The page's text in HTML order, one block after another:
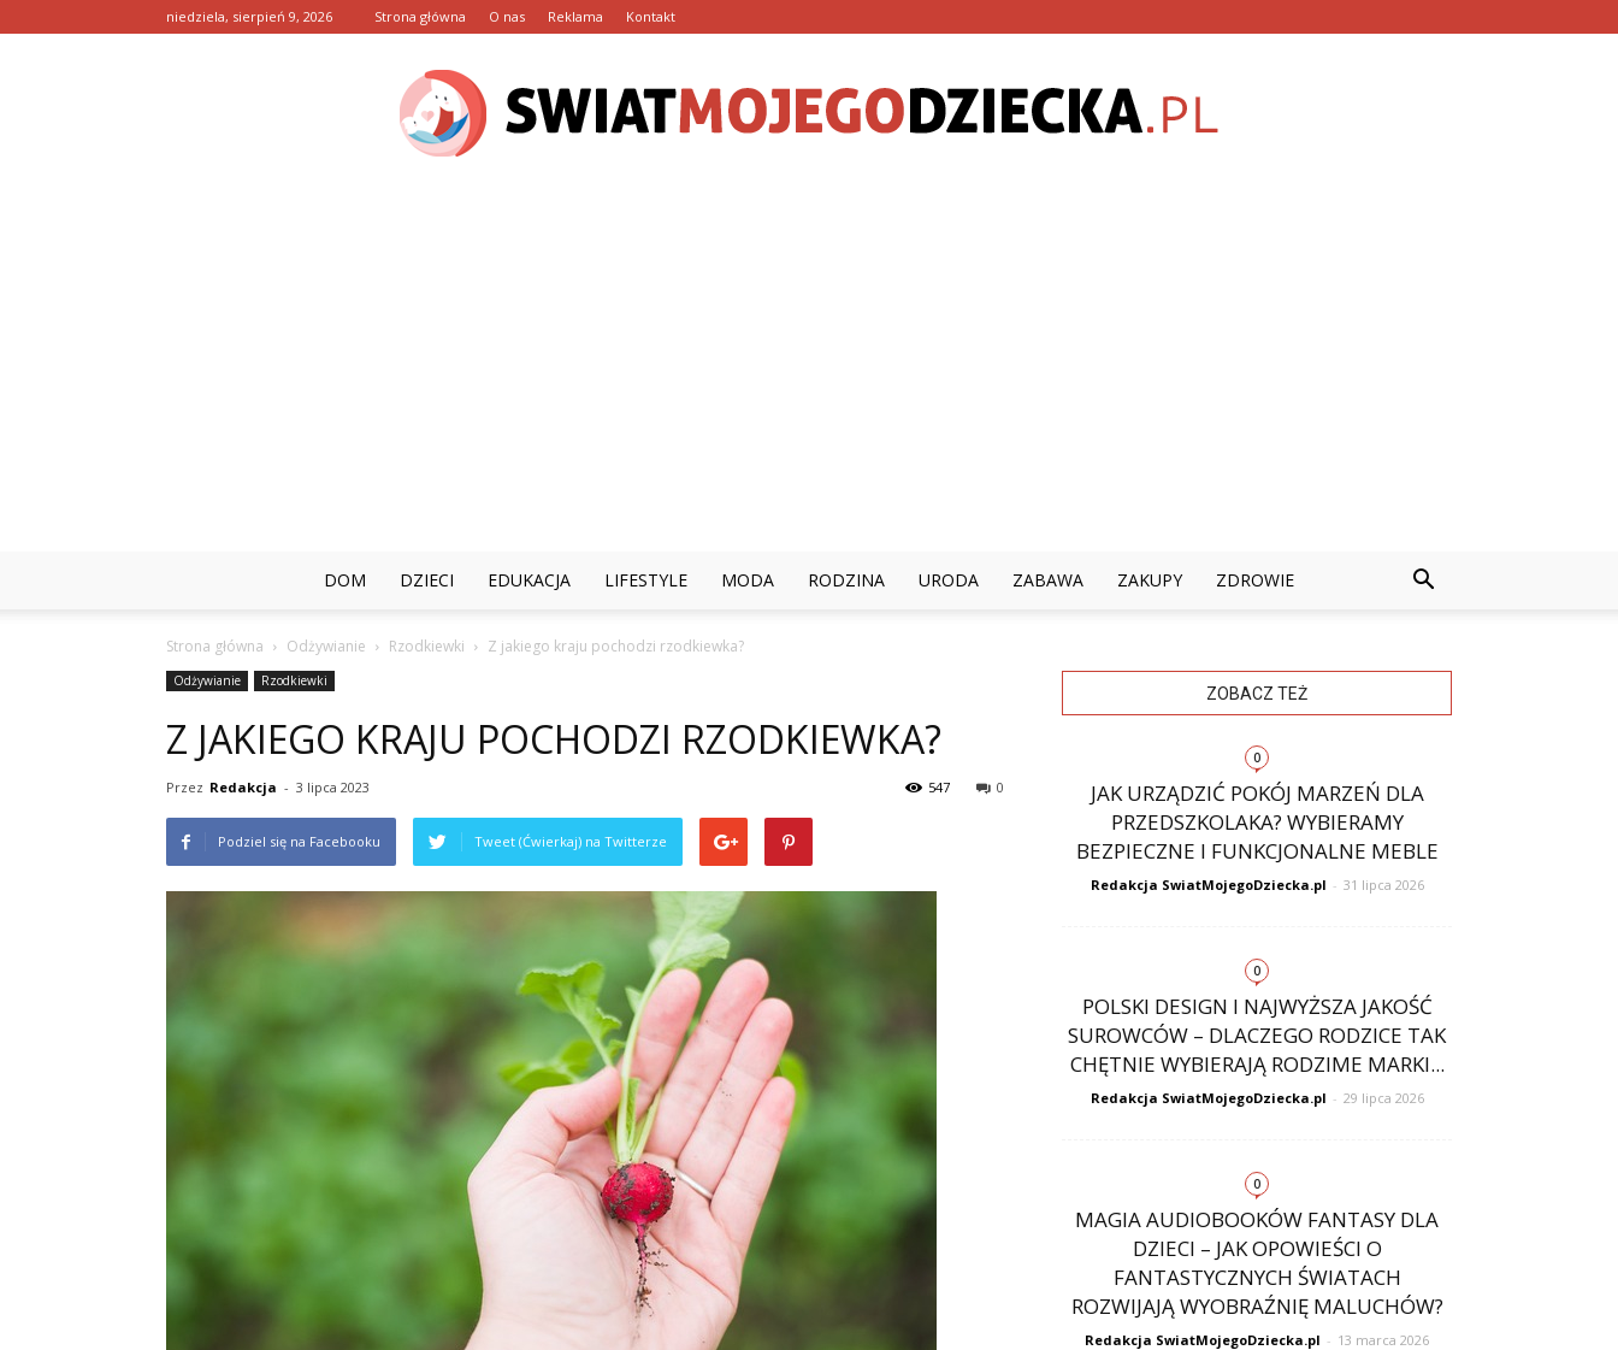
niedziela, sierpień 9, 2026 Strona główna O nas Reklama Kontakt
DOM DZIECI EDUKACJA LIFESTYLE MODA RODZINA URODA ZABAWA ZAKUPY ZDROWIE
Strona główna Odżywianie Rzodkiewki Z jakiego kraju pochodzi rzodkiewka?
Odżywianie Rzodkiewki
Z JAKIEGO KRAJU POCHODZI RZODKIEWKA?
Przez Redakcja - 3 lipca 2023 0
547
Podziel się na Facebooku Tweet (Ćwierkaj) na Twitterze
ZOBACZ TEŻ
0
JAK URZĄDZIĆ POKÓJ MARZEŃ DLA
PRZEDSZKOLAKA? WYBIERAMY
BEZPIECZNE I FUNKCJONALNE MEBLE
Redakcja SwiatMojegoDziecka.pl - 31 lipca 2026
0
POLSKI DESIGN I NAJWYŻSZA JAKOŚĆ
SUROWCÓW – DLACZEGO RODZICE TAK
CHĘTNIE WYBIERAJĄ RODZIME MARKI...
Redakcja SwiatMojegoDziecka.pl - 29 lipca 2026
0
MAGIA AUDIOBOOKÓW FANTASY DLA
DZIECI – JAK OPOWIEŚCI O
FANTASTYCZNYCH ŚWIATACH
ROZWIJAJĄ WYOBRAŹNIĘ MALUCHÓW?
Redakcja SwiatMojegoDziecka.pl - 13 marca 2026